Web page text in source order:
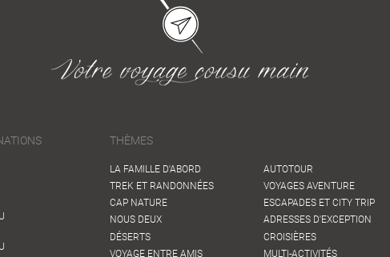
THÈMES
LA FAMILLE D'ABORD
TREK ET RANDONNÉES
CAP NATURE
NOUS DEUX
DÉSERTS
VOYAGE ENTRE AMIS
AUTOTOUR
VOYAGES AVENTURE
ESCAPADES ET CITY TRIP
ADRESSES D'EXCEPTION
CROISIÈRES
MULTI-ACTIVITÉS